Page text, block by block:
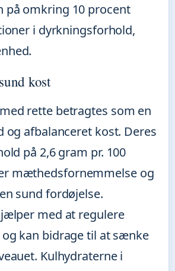
på omkring 10 procent
i dyrkningsforhold,
kost
rette betragtes som en
og afbalanceret kost. Deres
på 2,6 gram pr. 100
mæthedsfornemmelse og
sund fordøjelse.
med at regulere
kan bidrage til at sænke
Kulhydraterne i